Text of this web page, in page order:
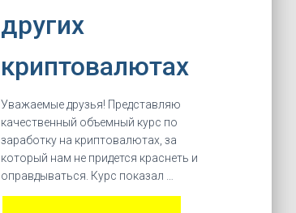
других
криптовалютах
Уважаемые друзья! Представляю
качественный объемный курс по
заработку на криптовалютах, за
который нам не придется краснеть и
оправдываться. Курс показал …